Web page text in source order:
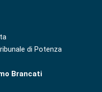
di Potenza
Brancati